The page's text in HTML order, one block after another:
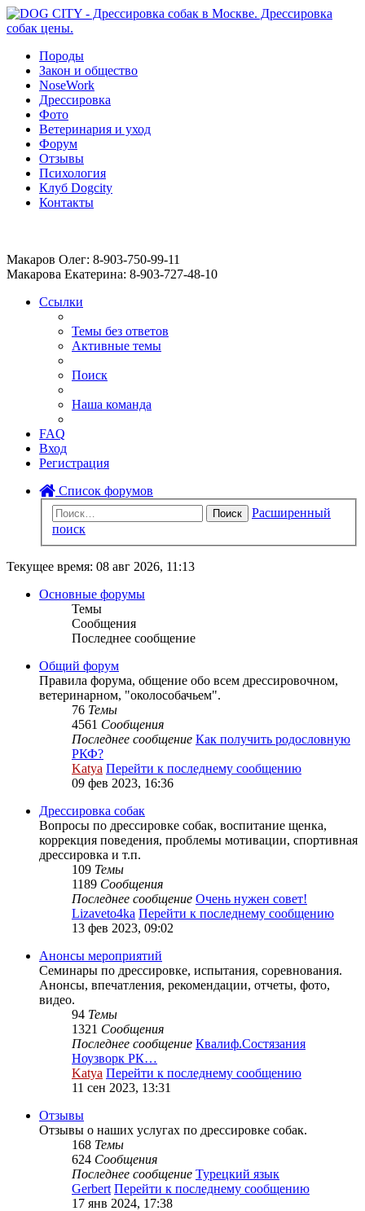
Породы
Закон и общество
NoseWork
Дрессировка
Фото
Ветеринария и уход
Форум
Отзывы
Психология
Клуб Dogcity
Контакты
Макаров Олег: 8-903-750-99-11
Макарова Екатерина: 8-903-727-48-10
Ссылки
Темы без ответов
Активные темы
Поиск
Наша команда
FAQ
Вход
Регистрация
Список форумов
Поиск
Расширенный
поиск
Текущее время: 08 авг 2026, 11:13
Основные форумы
Темы
Сообщения
Последнее сообщение
Общий форум
Правила форума, общение обо всем дрессировочном,
ветеринарном, "околособачьем".
76 Темы
4561 Сообщения
Последнее сообщение Как получить родословную
РКФ?
Katya Перейти к последнему сообщению
09 фев 2023, 16:36
Дрессировка собак
Вопросы по дрессировке собак, воспитание щенка,
коррекция поведения, проблемы мотивации, спортивная
дрессировка и т.п.
109 Темы
1189 Сообщения
Последнее сообщение Очень нужен совет!
Lizaveto4ka Перейти к последнему сообщению
13 фев 2023, 09:02
Анонсы мероприятий
Семинары по дрессировке, испытания, соревнования.
Анонсы, впечатления, рекомендации, отчеты, фото,
видео.
94 Темы
1321 Сообщения
Последнее сообщение Квалиф.Состязания
Ноузворк РК…
Katya Перейти к последнему сообщению
11 сен 2023, 13:31
Отзывы
Отзывы о наших услугах по дрессировке собак.
168 Темы
624 Сообщения
Последнее сообщение Турецкий язык
Gerbert Перейти к последнему сообщению
17 янв 2024, 17:38